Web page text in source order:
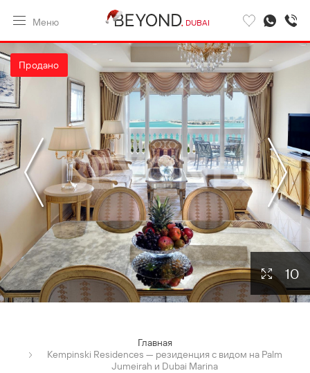
Меню DUBAI
Продано
10
Главная
Kempinski Residences — резиденция с видом на Palm
Jumeirah и Dubai Marina